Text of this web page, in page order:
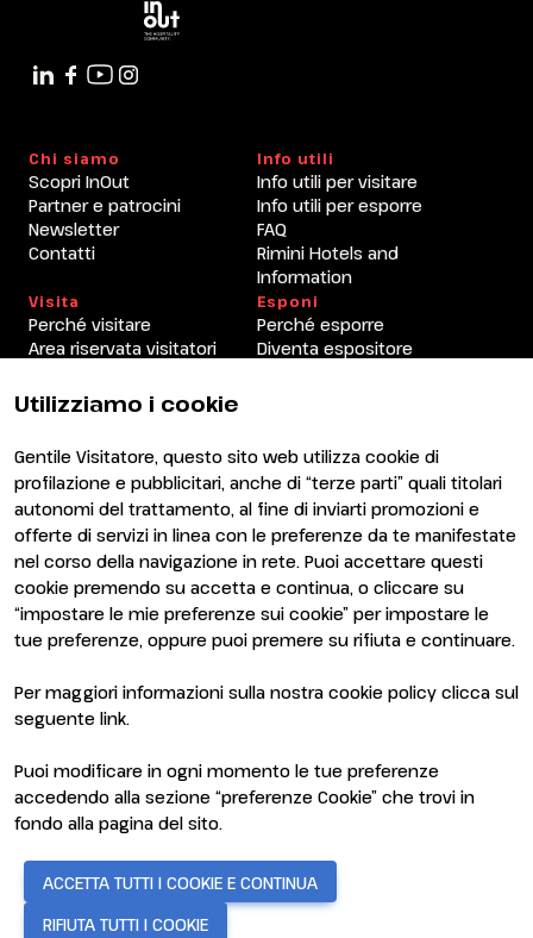
Utilizziamo i cookie
Gentile Visitatore, questo sito web utilizza cookie di
profilazione e pubblicitari, anche di “terze parti” quali titolari
autonomi del trattamento, al fine di inviarti promozioni e
offerte di servizi in linea con le preferenze da te manifestate
nel corso della navigazione in rete. Puoi accettare questi
cookie premendo su accetta e continua, o cliccare su
“impostare le mie preferenze sui cookie” per impostare le
tue preferenze, oppure puoi premere su rifiuta e continuare.
Per maggiori informazioni sulla nostra cookie policy clicca sul
seguente link.
Puoi modificare in ogni momento le tue preferenze
accedendo alla sezione “preferenze Cookie” che trovi in
fondo alla pagina del sito.
ACCETTA TUTTI I COOKIE E CONTINUA
RIFIUTA TUTTI I COOKIE
Chi siamo
Scopri InOut
Partner e patrocini
Newsletter
Contatti
Info utili
Info utili per visitare
Info utili per esporre
FAQ
Rimini Hotels and
Information
Visita
Perché visitare
Area riservata visitatori
Esponi
Perché esporre
Diventa espositore
ENTI CERTIFICATORI
Rimini (Italy) - Registro Imprese Rimini e C.F./P.I. 00139440408 -
Cap. Soc. 52.214.897 i.v. -